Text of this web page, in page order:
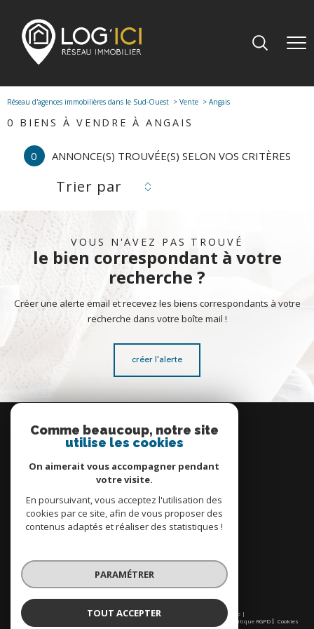
Réseau d'agences immobilières dans le Sud-Ouest Vente Angais
0 BIENS À VENDRE À ANGAIS
0 ANNONCE(S) TROUVÉE(S) SELON VOS CRITÈRES
Trier par
VOUS N'AVEZ PAS TROUVÉ
le bien correspondant à votre
recherche ?
Créer une alerte email et recevez les biens correspondants à votre
recherche dans votre boîte mail !
créer l'alerte
connecter
espace propriétaire
© 2026 | Tous droits réservés | Traduction powered by Google |
Nos honoraires
Politique RGPD Cookies
Comme beaucoup, notre site
utilise les cookies
On aimerait vous accompagner pendant
votre visite.
En poursuivant, vous acceptez l'utilisation des
cookies par ce site, afin de vous proposer des
contenus adaptés et réaliser des statistiques !
PARAMÉTRER
TOUT ACCEPTER